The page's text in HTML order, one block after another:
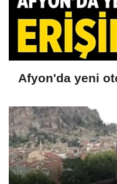
Afyon'da yeni